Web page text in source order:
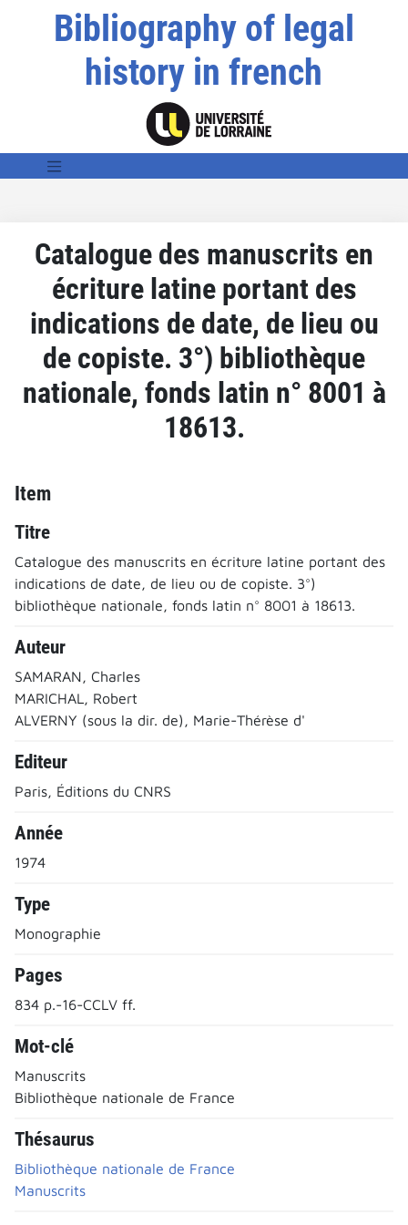
Bibliography of legal
history in french
Catalogue des manuscrits en
écriture latine portant des
indications de date, de lieu ou
de copiste. 3°) bibliothèque
nationale, fonds latin n° 8001 à
18613.
Item
Titre
Catalogue des manuscrits en écriture latine portant des
indications de date, de lieu ou de copiste. 3°)
bibliothèque nationale, fonds latin n° 8001 à 18613.
Auteur
SAMARAN, Charles
MARICHAL, Robert
ALVERNY (sous la dir. de), Marie-Thérèse d'
Editeur
Paris, Éditions du CNRS
Année
1974
Type
Monographie
Pages
834 p.-16-CCLV ff.
Mot-clé
Manuscrits
Bibliothèque nationale de France
Thésaurus
Bibliothèque nationale de France
Manuscrits